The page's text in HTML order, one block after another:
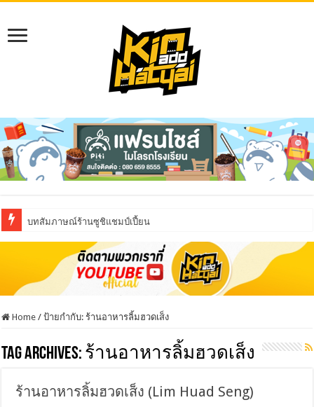
บทสัมภาษณ์ร้านซูชิแชมป์เปี้ยน
Home / ป้ายกำกับ:ร้านอาหารลิ้มฮวดเส็ง
Tag Archives: ร้านอาหารลิ้มฮวดเส็ง
ร้านอาหารลิ้มฮวดเส็ง (Lim Huad Seng)